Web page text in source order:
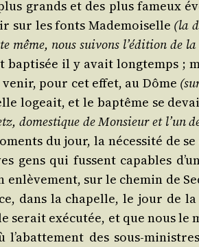
grands et des plus fameux
sur les fonts Made­moi­selle (la
même, nous sui­vons l’édition de
bap­ti­sée il y avait long­temps ;
pour cet effet, au Dôme
logeait, et le bap­tême se
domes­tique de Mon­sieur et l’un
du jour, la néces­si­té de
gens qui fussent capables
sur le che­min de
dans la cha­pelle, le jour de
serait exé­cu­tée, et que nous le
des sous-